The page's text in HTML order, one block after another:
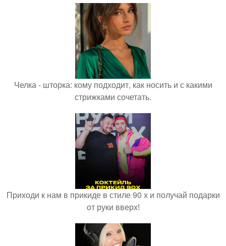
Челка - шторка: кому подходит, как носить и с какими
стрижками сочетать.
Приходи к нам в прикиде в стиле 90 х и получай подарки
от руки вверх!